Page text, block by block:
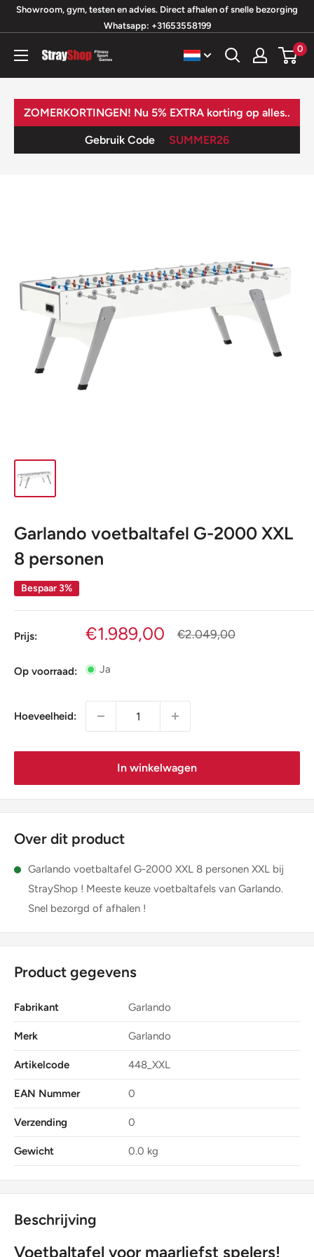
inhoud
Showroom, gym, testen en advies. Direct afhalen of snelle bezorging
Whatsapp: +31653558199
StrayShop
B.V.
0
ZOMERKORTINGEN! Nu 5% EXTRA korting op alles..
Gebruik Code SUMMER26
Garlando voetbaltafel G-2000 XXL
8 personen
Bespaar 3%
Prijs: Verkoopprijs
€1.989,00
Normale
€2.049,00
Op voorraad: Ja
Hoeveelheid:
In winkelwagen
Over dit product
Garlando voetbaltafel G-2000 XXL 8 personen XXL bij
StrayShop ! Meeste keuze voetbaltafels van Garlando.
Snel bezorgd of afhalen !
Product gegevens
Fabrikant Garlando
Merk Garlando
Artikelcode 448_XXL
EAN Nummer 0
Verzending 0
Gewicht 0.0 kg
Beschrijving
Voetbaltafel voor maarliefst spelers!